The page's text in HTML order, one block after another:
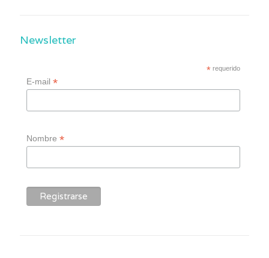
Newsletter
* requerido
E-mail*
Nombre*